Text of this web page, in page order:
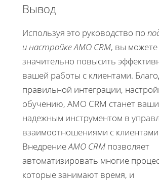
Вывод
Используя это руководство по
и настройке AMO CRM, вы можете
значительно повысить
вашей работы с клиентами.
правильной интеграции,
обучению, AMO CRM станет
надежным инструментом в
взаимоотношениями с
ВнедрениеAMO CRM позволяет
автоматизировать многие
которые занимают время, и